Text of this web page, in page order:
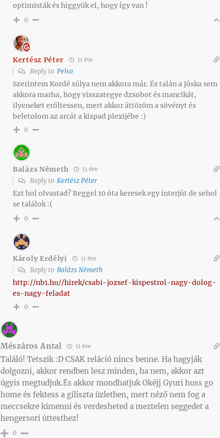
optimisták és higgyük el, hogy így van !
0
Kertész Péter 11 éve
Reply to Pelso
Szerintem Kordé súlya nem akkora már. És talán a Jóska sem
akkora marha, hogy visszategye dzsobot és mancikát,
ilyeneket erőltessen, mert akkor áttöröm a sövényt és
beletolom az arcát a kispad plexijébe :)
0
Balázs Németh 11 éve
Reply to Kertész Péter
Ezt hol olvastad? Reggel 10 óta keresek egy interjút de sehol
se találok :(
0
Károly Erdélyi 11 éve
Reply to Balázs Németh
http://nb1.hu//hirek/csabi-jozsef-kispestrol-nagy-dolog-
es-nagy-feladat
0
Mészáros Antal 11 éve
Találó! Tetszik :D CSAK reláció nincs benne. Ha hagyják
dolgozni, akkor rendben lesz minden, ha nem, akkor azt
úgyis megtudjuk.És akkor mondhatjuk Okéjj Gyuri huss go
home és fektess a giliszta üzletben, mert néző nem fog a
meccsekre kimenni és verdesheted a meztelen seggedet a
hengersori úttesthez!
0